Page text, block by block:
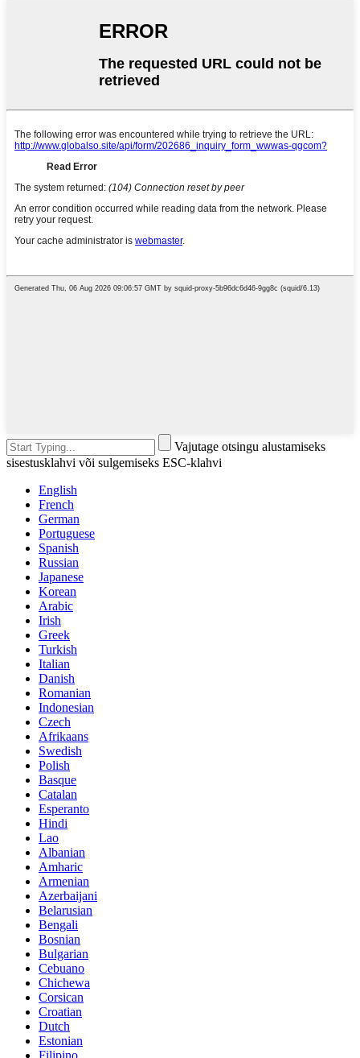
Vajutage otsingu alustamiseks
sisestusklahvi või sulgemiseks ESC-klahvi
English
French
German
Portuguese
Spanish
Russian
Japanese
Korean
Arabic
Irish
Greek
Turkish
Italian
Danish
Romanian
Indonesian
Czech
Afrikaans
Swedish
Polish
Basque
Catalan
Esperanto
Hindi
Lao
Albanian
Amharic
Armenian
Azerbaijani
Belarusian
Bengali
Bosnian
Bulgarian
Cebuano
Chichewa
Corsican
Croatian
Dutch
Estonian